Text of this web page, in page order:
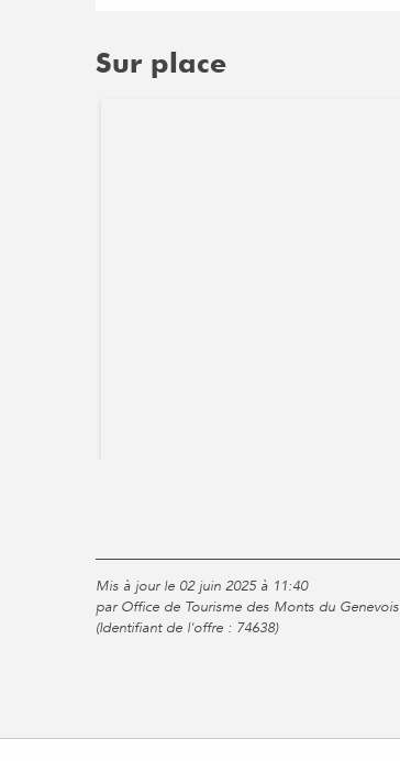
Sur place
Mis à jour le 02 juin 2025 à 11:40
par Office de Tourisme des Monts du Genevois
(Identifiant de l'offre : 74638)